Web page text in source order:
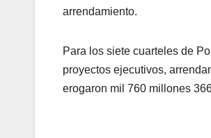
arrendamiento.
Para los siete cuarteles de
proyectos ejecutivos,
erogaron mil 760 millones